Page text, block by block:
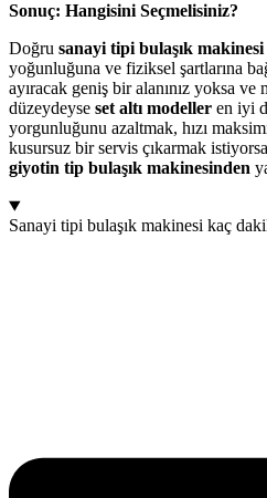
Sonuç: Hangisini Seçmelisiniz?
Doğru sanayi tipi bulaşık makinesi
yoğunluğuna ve fiziksel şartlarına
ayıracak geniş bir alanınız yoksa
düzeydeyse set altı modeller en iyi
yorgunluğunu azaltmak, hızı
kusursuz bir servis çıkarmak
giyotin tip bulaşık makinesinden
Sanayi tipi bulaşık makinesi kaç